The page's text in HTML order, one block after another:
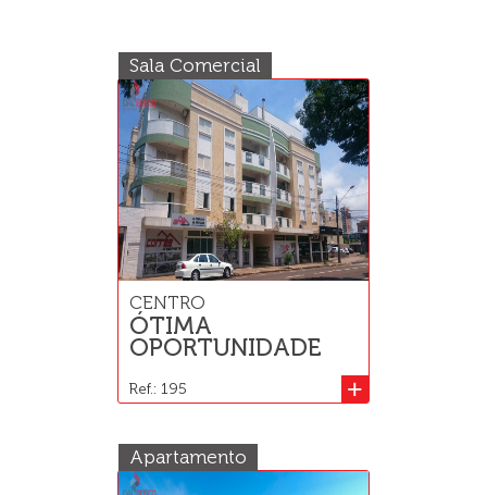
Sala Comercial
CENTRO
ÓTIMA
OPORTUNIDADE
+
Ref.: 195
Apartamento